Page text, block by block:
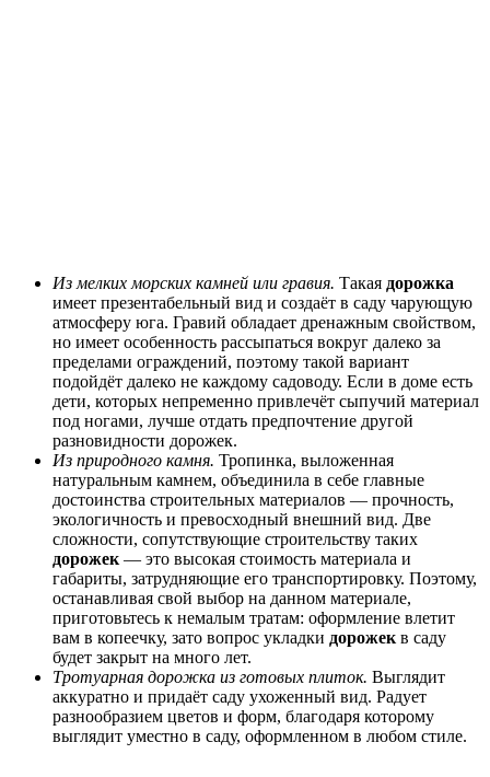
Из мелких морских камней или гравия. Такая дорожка
имеет презентабельный вид и создаёт в саду чарующую
атмосферу юга. Гравий обладает дренажным свойством,
но имеет особенность рассыпаться вокруг далеко за
пределами ограждений, поэтому такой вариант
подойдёт далеко не каждому садоводу. Если в доме есть
дети, которых непременно привлечёт сыпучий материал
под ногами, лучше отдать предпочтение другой
разновидности дорожек.
Из природного камня. Тропинка, выложенная
натуральным камнем, объединила в себе главные
достоинства строительных материалов ― прочность,
экологичность и превосходный внешний вид. Две
сложности, сопутствующие строительству таких
дорожек ― это высокая стоимость материала и
габариты, затрудняющие его транспортировку. Поэтому,
останавливая свой выбор на данном материале,
приготовьтесь к немалым тратам: оформление влетит
вам в копеечку, зато вопрос укладки дорожек в саду
будет закрыт на много лет.
Тротуарная дорожка из готовых плиток. Выглядит
аккуратно и придаёт саду ухоженный вид. Радует
разнообразием цветов и форм, благодаря которому
выглядит уместно в саду, оформленном в любом стиле.